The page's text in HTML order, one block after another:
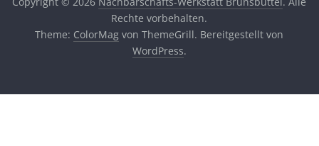
Rechte vorbehalten.
Theme: ColorMag von ThemeGrill. Bereitgestellt von
WordPress.